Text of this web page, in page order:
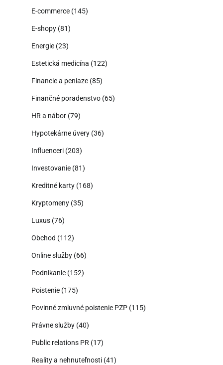
E-commerce (145)
E-shopy (81)
Energie (23)
Estetická medicína (122)
Financie a peniaze (85)
Finančné poradenstvo (65)
HR a nábor (79)
Hypotekárne úvery (36)
Influenceri (203)
Investovanie (81)
Kreditné karty (168)
Kryptomeny (35)
Luxus (76)
Obchod (112)
Online služby (66)
Podnikanie (152)
Poistenie (175)
Povinné zmluvné poistenie PZP (115)
Právne služby (40)
Public relations PR (17)
Reality a nehnuteľnosti (41)